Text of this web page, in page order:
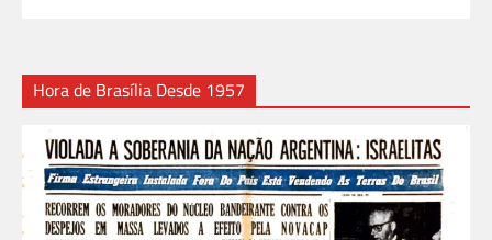
Hora de Brasília Desde 1957